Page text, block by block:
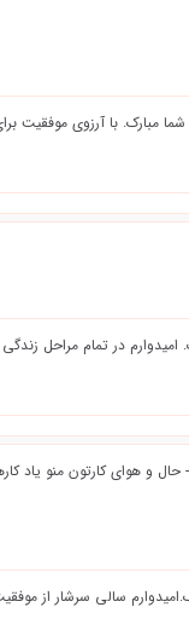
مبارک. با آرزوی موفقیت
در تمام مراحل
سالی سرشار از